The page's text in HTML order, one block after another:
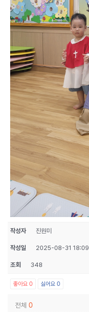
작성자 진원미
작성일 2025-08-31 18:09
조회 348
좋아요 0 싫어요 0
전체 0